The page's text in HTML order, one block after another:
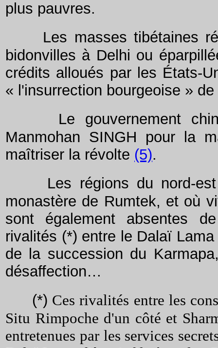
plus pauvres.
Les masses tibétaines
bidonvilles à Delhi ou
crédits alloués par les États-
« l'insurrection bourgeoise »
Le gouvernement
Manmohan SINGH pour la
maîtriser la révolte (5).
Les régions du nord-
monastère de Rumtek, et où
sont également absentes
rivalités (*) entre le Dalaï
de la succession du
désaffection…
(*) Ces rivalités entre les
Situ Rimpoche d'un côté et
entretenues par les services